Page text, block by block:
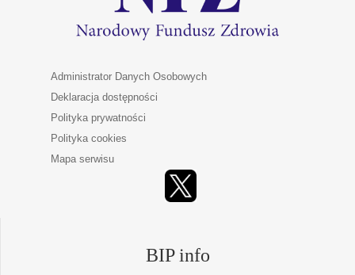
Administrator Danych Osobowych
Deklaracja dostępności
Polityka prywatności
Polityka cookies
Mapa serwisu
BIP info